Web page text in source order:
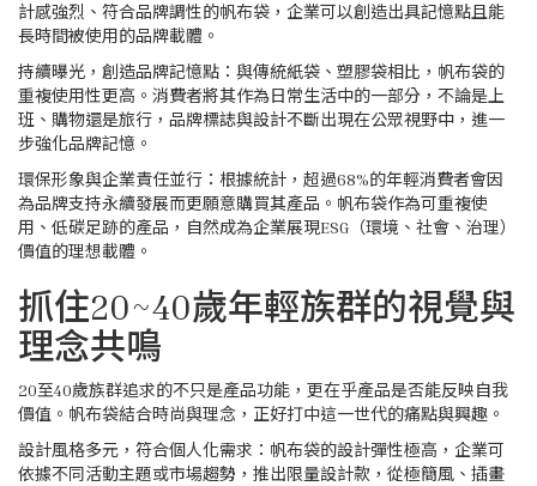
計感強烈、符合品牌調性的帆布袋，企業可以創造出具記憶點且能
長時間被使用的品牌載體。
持續曝光，創造品牌記憶點：與傳統紙袋、塑膠袋相比，帆布袋的
重複使用性更高。消費者將其作為日常生活中的一部分，不論是上
班、購物還是旅行，品牌標誌與設計不斷出現在公眾視野中，進一
步強化品牌記憶。
環保形象與企業責任並行：根據統計，超過68%的年輕消費者會因
為品牌支持永續發展而更願意購買其產品。帆布袋作為可重複使
用、低碳足跡的產品，自然成為企業展現ESG（環境、社會、治理）
價值的理想載體。
抓住20~40歲年輕族群的視覺與
理念共鳴
20至40歲族群追求的不只是產品功能，更在乎產品是否能反映自我
價值。帆布袋結合時尚與理念，正好打中這一世代的痛點與興趣。
設計風格多元，符合個人化需求：帆布袋的設計彈性極高，企業可
依據不同活動主題或市場趨勢，推出限量設計款，從極簡風、插畫